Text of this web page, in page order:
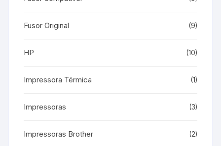
Fusor Original (9)
HP (10)
Impressora Térmica (1)
Impressoras (3)
Impressoras Brother (2)